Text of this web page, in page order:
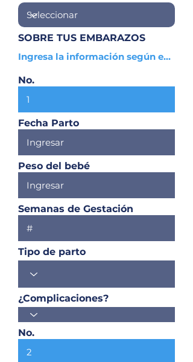
SOBRE TUS EMBARAZOS
No.
Fecha Parto
Peso del bebé
Semanas de Gestación
Tipo de parto
¿Complicaciones?
No.